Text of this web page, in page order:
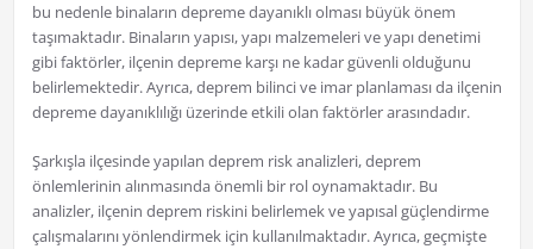
bu nedenle binaların depreme dayanıklı olması büyük önem
taşımaktadır. Binaların yapısı, yapı malzemeleri ve yapı denetimi
gibi faktörler, ilçenin depreme karşı ne kadar güvenli olduğunu
belirlemektedir. Ayrıca, deprem bilinci ve imar planlaması da ilçenin
depreme dayanıklılığı üzerinde etkili olan faktörler arasındadır.
Şarkışla ilçesinde yapılan deprem risk analizleri, deprem
önlemlerinin alınmasında önemli bir rol oynamaktadır. Bu
analizler, ilçenin deprem riskini belirlemek ve yapısal güçlendirme
çalışmalarını yönlendirmek için kullanılmaktadır. Ayrıca, geçmişte